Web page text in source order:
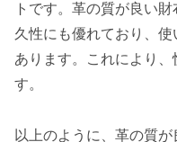
トです。革の質が良い
久性にも優れており、
あります。これにより
す。
以上のように、革の質